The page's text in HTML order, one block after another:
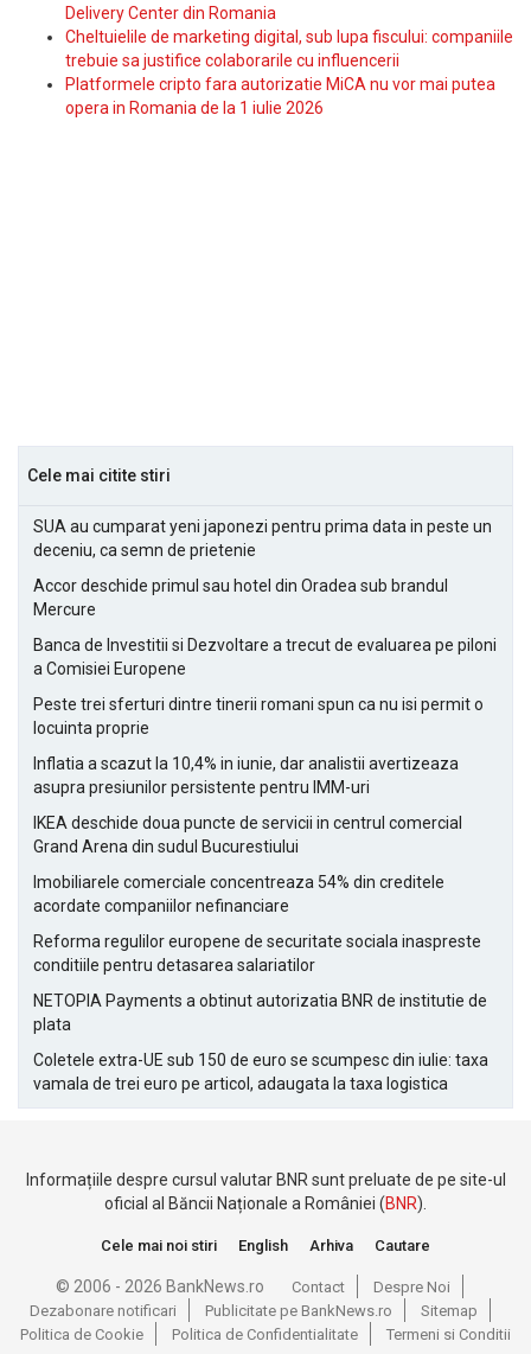
Delivery Center din Romania
Cheltuielile de marketing digital, sub lupa fiscului: companiile
trebuie sa justifice colaborarile cu influencerii
Platformele cripto fara autorizatie MiCA nu vor mai putea
opera in Romania de la 1 iulie 2026
Cele mai citite stiri
SUA au cumparat yeni japonezi pentru prima data in peste un
deceniu, ca semn de prietenie
Accor deschide primul sau hotel din Oradea sub brandul
Mercure
Banca de Investitii si Dezvoltare a trecut de evaluarea pe piloni
a Comisiei Europene
Peste trei sferturi dintre tinerii romani spun ca nu isi permit o
locuinta proprie
Inflatia a scazut la 10,4% in iunie, dar analistii avertizeaza
asupra presiunilor persistente pentru IMM-uri
IKEA deschide doua puncte de servicii in centrul comercial
Grand Arena din sudul Bucurestiului
Imobiliarele comerciale concentreaza 54% din creditele
acordate companiilor nefinanciare
Reforma regulilor europene de securitate sociala inaspreste
conditiile pentru detasarea salariatilor
NETOPIA Payments a obtinut autorizatia BNR de institutie de
plata
Coletele extra-UE sub 150 de euro se scumpesc din iulie: taxa
vamala de trei euro pe articol, adaugata la taxa logistica
Informațiile despre cursul valutar BNR sunt preluate de pe site-ul
oficial al Băncii Naționale a României (BNR).
Cele mai noi stiri English Arhiva Cautare
© 2006 - 2026 BankNews.ro Contact
Despre Noi
Dezabonare notificari
Publicitate pe BankNews.ro
Sitemap
Politica de Cookie
Politica de Confidentialitate Termeni si Conditii